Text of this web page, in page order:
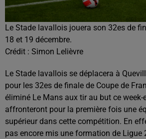
Le Stade lavallois jouera son 32es de
18 et 19 décembre.
Crédit : Simon Lelièvre
Le Stade lavallois se déplacera à
pour les 32es de finale de Coupe de
éliminé Le Mans aux tir au but ce week-
affronteront pour la première fois une
supérieur dans cette compétition. En
pas encore mis une formation de Ligue